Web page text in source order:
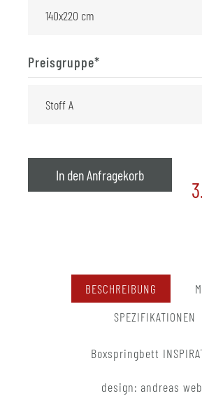
Preisgruppe*
In den Anfragekorb
BESCHREIBUNG
SPEZIFIKATIONEN
Boxspringbett
design: andreas